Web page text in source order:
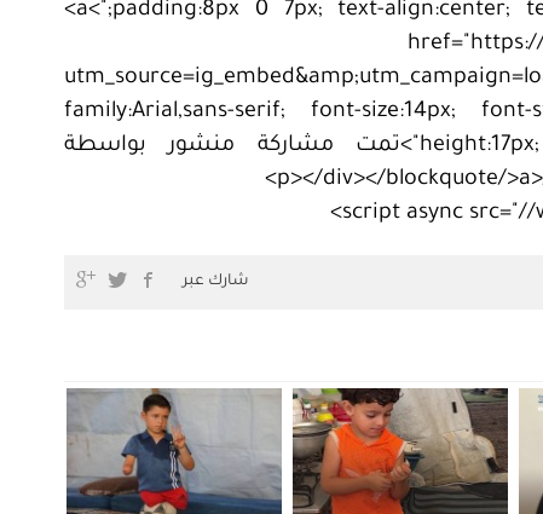
padding:8px 0 7px; text-align:center; text-overflow:ellipsis; white-space:nowrap;">‏‎<a
family:Arial,sans-serif; font-size:14px;
height:17px; text-decoration:none;" target="_blank">تمت مشاركة منشور بواسطة
شارك عبر